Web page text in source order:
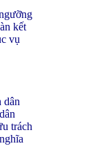
kết
vụ
dân
trách